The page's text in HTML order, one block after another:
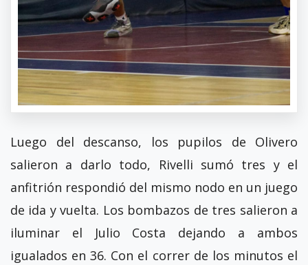
Luego del descanso, los pupilos de Olivero
salieron a darlo todo, Rivelli sumó tres y el
anfitrión respondió del mismo nodo en un juego
de ida y vuelta. Los bombazos de tres salieron a
iluminar el Julio Costa dejando a ambos
igualados en 36. Con el correr de los minutos el